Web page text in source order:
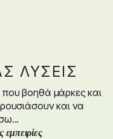
ΛΎΣΕΙΣ
βοηθά μάρκες και
και να